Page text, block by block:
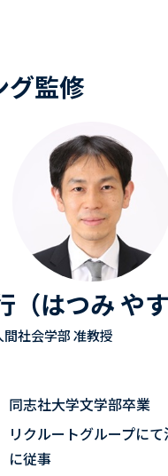
グ監修
（はつみ やす
社会学部 准教授
同志社大学文学部卒業
リクルートグループに
に従事